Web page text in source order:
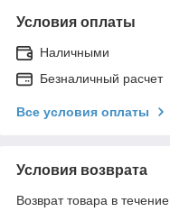
Условия оплаты
Наличными
Безналичный расчет
Все условия оплаты
Условия возврата
Возврат товара в